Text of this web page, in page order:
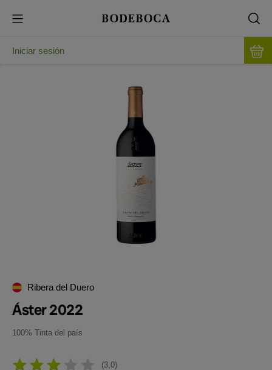
Iniciar sesión
Ribera del Duero
Áster 2022
100% Tinta del país
3,0